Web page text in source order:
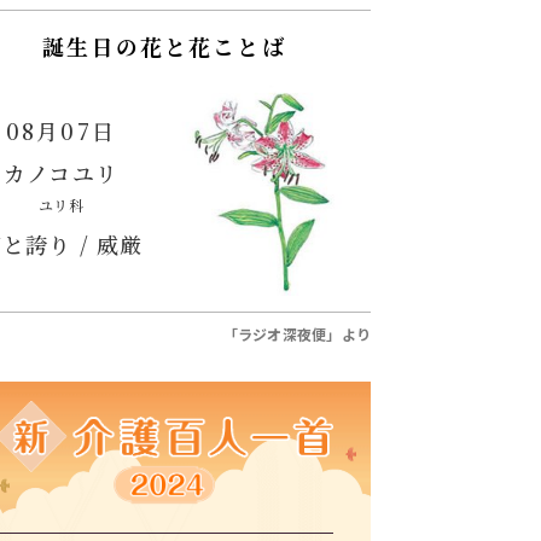
誕生日の花と花ことば
08月07日
カノコユリ
ユリ科
誇り / 威厳
「ラジオ深夜便」より